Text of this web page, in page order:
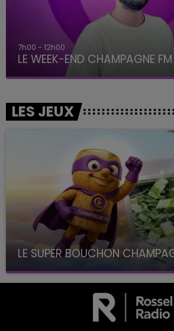
7h00 - 12h00
LE WEEK-END CHAMPAGNE FM
LES JEUX
LE SUPER BOUCHON
avec La Famille Champagne FM,